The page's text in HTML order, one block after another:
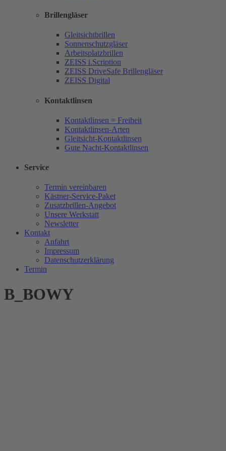
Brillengläser
Gleitsichtbrillen
Sonnenschutzgläser
Arbeitsplatzbrillen
ZEISS i.Scription
ZEISS DriveSafe Brillengläser
ZEISS Digital
Kontaktlinsen
Kontaktlinsen = Freiheit
Kontaktlinsen-Arten
Gleitsicht-Kontaktlinsen
Gute Nacht-Kontaktlinsen
Service
Termin vereinbaren
Kästner-Service-Paket
Zusatzbrillen-Angebot
Unsere Werkstatt
Newsletter
Kontakt
Anfahrt
Impressum
Datenschutzerklärung
Termin
B_BOWY